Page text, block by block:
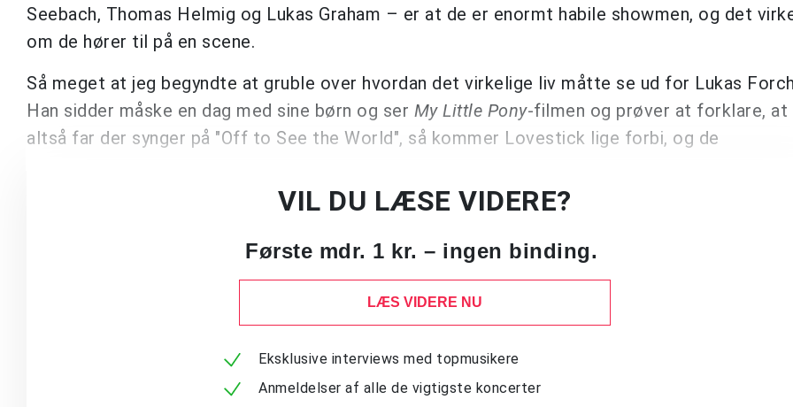
Seebach, Thomas Helmig og Lukas Graham – er at de er enormt habile showmen, og det
om de hører til på en scene.
Så meget at jeg begyndte at gruble over hvordan det virkelige liv måtte se ud for Lukas
Han sidder måske en dag med sine børn og ser My Little Pony-filmen og prøver at forklare, at
altså far der synger på "Off to See the World", så kommer Lovestick lige forbi, og de
VIL DU LÆSE VIDERE?
Første mdr. 1 kr. – ingen binding.
LÆS VIDERE NU
Eksklusive interviews med topmusikere
Anmeldelser af alle de vigtigste koncerter